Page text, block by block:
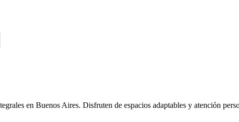
en Buenos Aires. Disfruten de espacios adaptables y atención